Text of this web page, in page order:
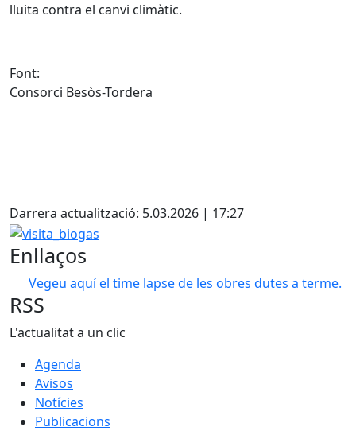
lluita contra el canvi climàtic.
Font:
Consorci Besòs-Tordera
Darrera actualització: 5.03.2026 | 17:27
visita_biogas
Enllaços
Vegeu aquí el time lapse de les obres dutes a terme.
RSS
L'actualitat a un clic
Agenda
Avisos
Notícies
Publicacions